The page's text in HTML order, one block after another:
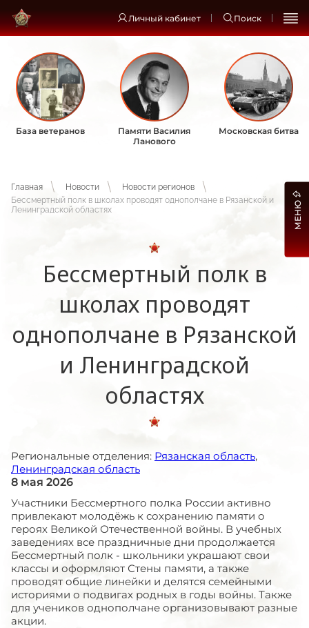
Личный кабинет Поиск
База ветеранов
Памяти Василия
Ланового
Московская битва
Главная Новости
Новости регионов
Бессмертный полк в школах проводят однополчане в Рязанской и
Ленинградской областях
Бессмертный полк в
школах проводят
однополчане в Рязанской
и Ленинградской
областях
Региональные отделения: Рязанская область,
Ленинградская область
8 мая 2026
Участники Бессмертного полка России активно
привлекают молодёжь к сохранению памяти о
героях Великой Отечественной войны. В учебных
заведениях все праздничные дни продолжается
Бессмертный полк - школьники украшают свои
классы и оформляют Стены памяти, а также
проводят общие линейки и делятся семейными
историями о подвигах родных в годы войны. Также
для учеников однополчане организовывают разные
акции.
МЕНЮ